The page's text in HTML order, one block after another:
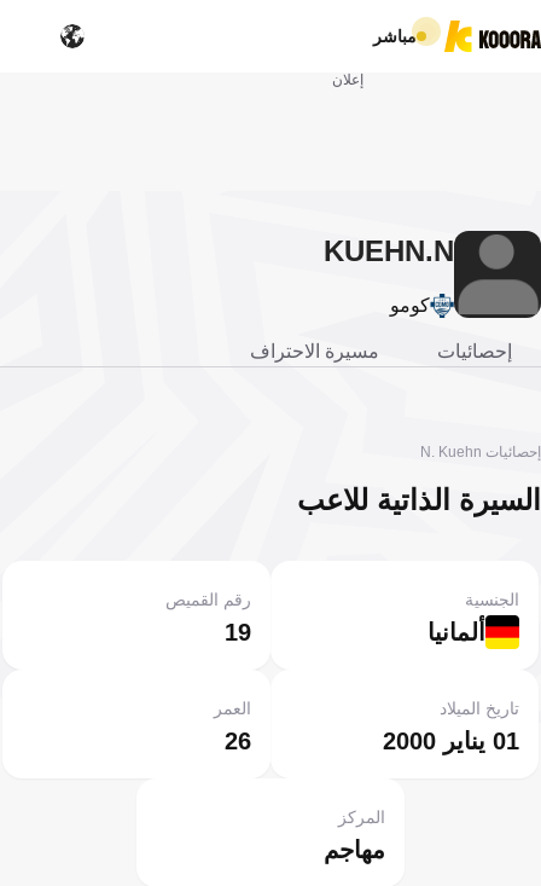
مباشر
إعلان
N.
KUEHN
كومو
إحصائيات مسيرة الاحتراف
إحصائيات N. Kuehn
السيرة الذاتية للاعب
ألمانيا
الجنسية
19
رقم القميص
01 يناير 2000
تاريخ الميلاد
26
العمر
مهاجم
المركز